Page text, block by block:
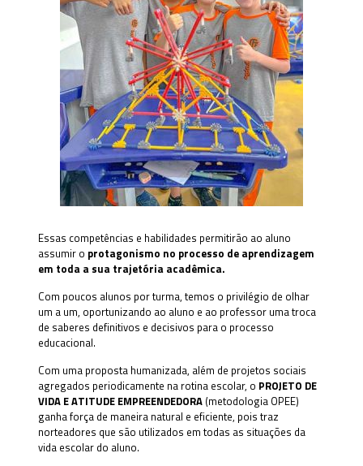
Essas competências e habilidades permitirão ao aluno
assumir o protagonismo no processo de aprendizagem
em toda a sua trajetória acadêmica.
Com poucos alunos por turma, temos o privilégio de olhar
um a um, oportunizando ao aluno e ao professor uma troca
de saberes definitivos e decisivos para o processo
educacional.
Com uma proposta humanizada, além de projetos sociais
agregados periodicamente na rotina escolar, o PROJETO DE
VIDA E ATITUDE EMPREENDEDORA(metodologia OPEE)
ganha força de maneira natural e eficiente, pois traz
norteadores que são utilizados em todas as situações da
vida escolar do aluno.